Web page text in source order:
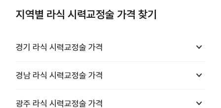
지역별 라식 시력교정술 가격 찾기
경기 라식 시력교정술 가격 keyboard_arrow_down
경남 라식 시력교정술 가격 keyboard_arrow_down
광주 라식 시력교정술 가격 keyboard_arrow_down